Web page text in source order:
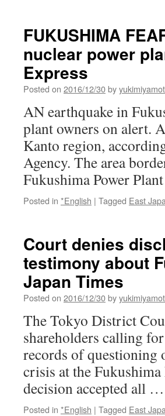
FUKUSHIMA
nuclear power
Express
Posted on 2016/12/30by
AN earthquake in
plant owners on alert.
Kanto region,
Agency. The area
Fukushima Power
Posted in *English | Tagged East
Court denies
testimony about
Japan Times
Posted on 2016/12/30by
The Tokyo District
shareholders calling
records of questioning
crisis at the
decision accepted all …
Posted in *English | Tagged East